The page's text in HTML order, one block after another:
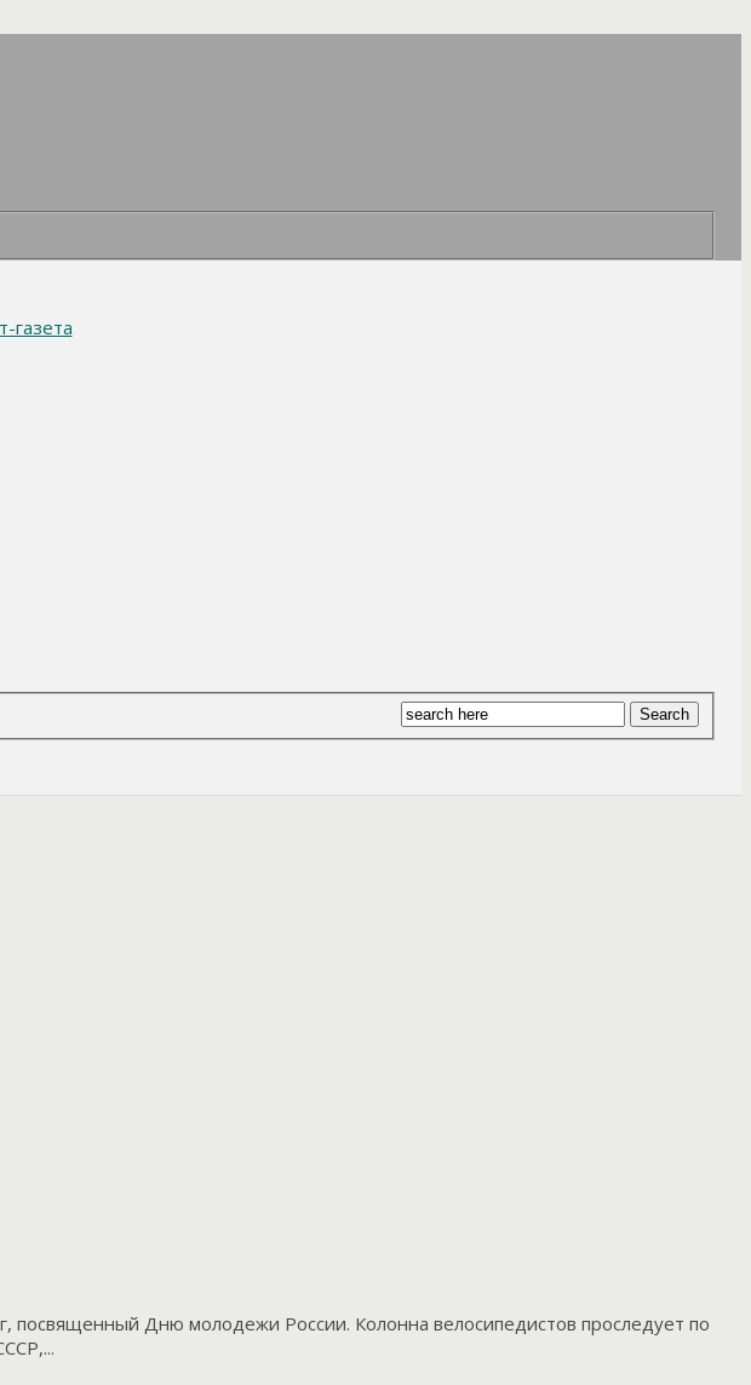
газета
посвященный Дню молодежи России. Колонна велосипедистов проследует по